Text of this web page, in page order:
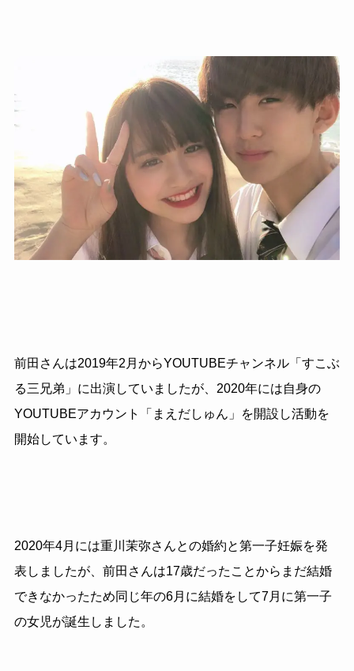
前田さんは2019年2月からYOUTUBEチャンネル「すこぶ
る三兄弟」に出演していましたが、2020年には自身の
YOUTUBEアカウント「まえだしゅん」を開設し活動を
開始しています。
2020年4月には重川茉弥さんとの婚約と第一子妊娠を発
表しましたが、前田さんは17歳だったことからまだ結婚
できなかったため同じ年の6月に結婚をして7月に第一子
の女児が誕生しました。